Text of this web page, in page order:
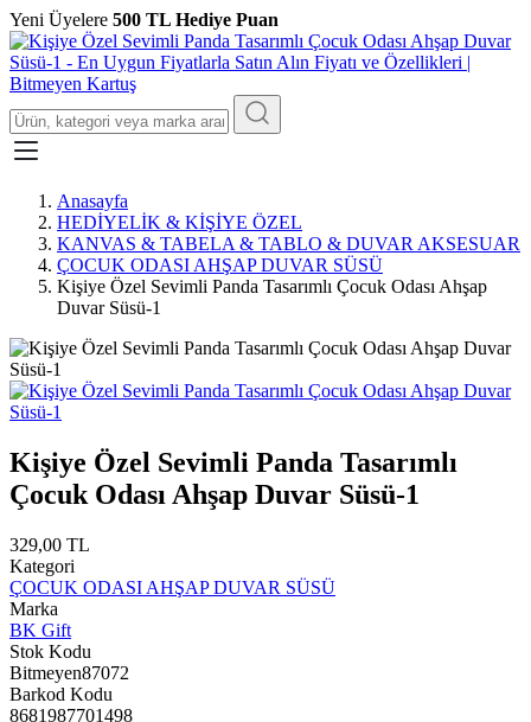
Yeni Üyelere 500 TL Hediye Puan
Anasayfa
HEDİYELİK & KİŞİYE ÖZEL
KANVAS & TABELA & TABLO & DUVAR AKSESUAR
ÇOCUK ODASI AHŞAP DUVAR SÜSÜ
Kişiye Özel Sevimli Panda Tasarımlı Çocuk Odası Ahşap
Duvar Süsü-1
Kişiye Özel Sevimli Panda Tasarımlı
Çocuk Odası Ahşap Duvar Süsü-1
329,00 TL
Kategori
ÇOCUK ODASI AHŞAP DUVAR SÜSÜ
Marka
BK Gift
Stok Kodu
Bitmeyen87072
Barkod Kodu
8681987701498